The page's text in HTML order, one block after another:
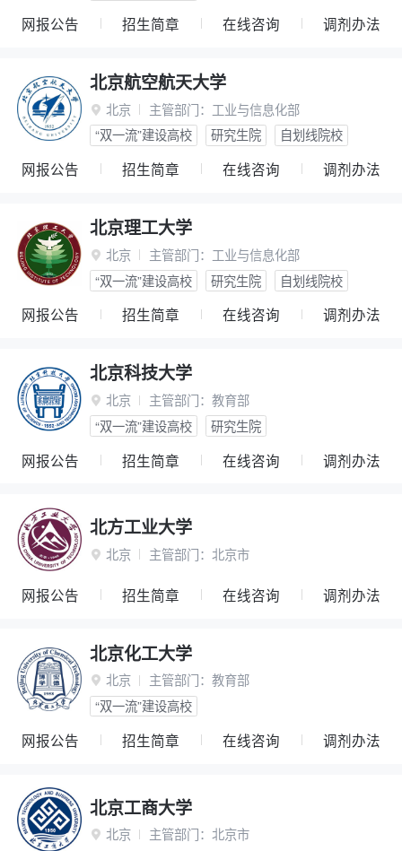
网报公告 招生简章 在线咨询 调剂办法
北京航空航天大学
 北京 主管部门： 工业与信息化部
“双一流”建设高校
研究生院 自划线院校
网报公告 招生简章 在线咨询 调剂办法
北京理工大学
 北京 主管部门： 工业与信息化部
“双一流”建设高校
研究生院 自划线院校
网报公告 招生简章 在线咨询 调剂办法
北京科技大学
 北京 主管部门： 教育部
“双一流”建设高校
研究生院
网报公告 招生简章 在线咨询 调剂办法
北方工业大学
 北京 主管部门： 北京市
网报公告 招生简章 在线咨询 调剂办法
北京化工大学
 北京 主管部门： 教育部
“双一流”建设高校
网报公告 招生简章 在线咨询 调剂办法
北京工商大学
 北京 主管部门： 北京市